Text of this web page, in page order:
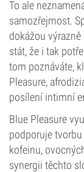
To ale
samozřejmost.
dokážou
stát, že i tak
tom poznáváte,
Pleasure,
posílení intimní
Blue Pleasure
podporuje
kofeinu,
synergii těchto